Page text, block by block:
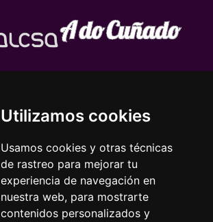
Utilizamos cookies
Usamos cookies y otras técnicas
de rastreo para mejorar tu
experiencia de navegación en
nuestra web, para mostrarte
contenidos personalizados y